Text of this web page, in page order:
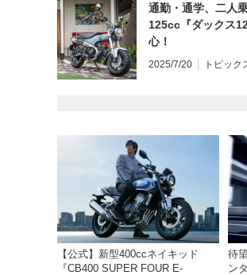
通勤・通学、二人
125cc『ダックス
心！
2025/7/20 トピック
【公式】新型400ccネイキッド
『CB400 SUPER FOUR E-
待
ン